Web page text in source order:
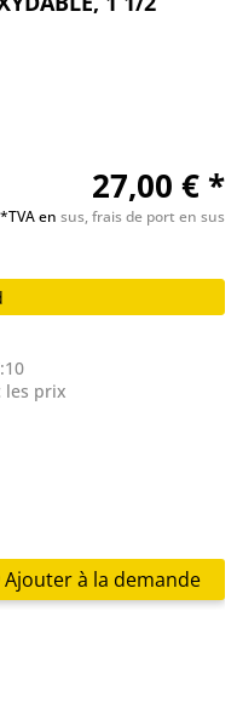
27,00 € *
*TVA en sus, frais de port en sus
les prix
Ajouter à la demande